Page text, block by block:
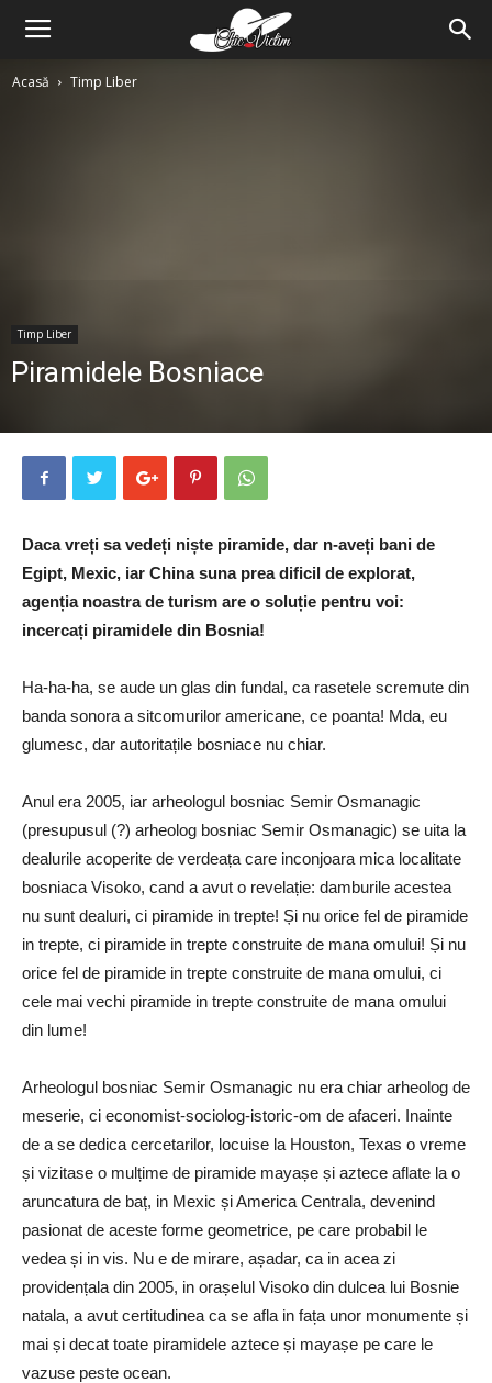
Acasă Timp Liber
Timp Liber
Piramidele Bosniace
Daca vreți sa vedeți niște piramide, dar n-aveți bani de
Egipt, Mexic, iar China suna prea dificil de explorat,
agenția noastra de turism are o soluție pentru voi:
incercați piramidele din Bosnia!
Ha-ha-ha, se aude un glas din fundal, ca rasetele scremute din
banda sonora a sitcomurilor americane, ce poanta! Mda, eu
glumesc, dar autoritațile bosniace nu chiar.
Anul era 2005, iar arheologul bosniac Semir Osmanagic
(presupusul (?) arheolog bosniac Semir Osmanagic) se uita la
dealurile acoperite de verdeața care inconjoara mica localitate
bosniaca Visoko, cand a avut o revelație: damburile acestea
nu sunt dealuri, ci piramide in trepte! Și nu orice fel de piramide
in trepte, ci piramide in trepte construite de mana omului! Și nu
orice fel de piramide in trepte construite de mana omului, ci
cele mai vechi piramide in trepte construite de mana omului
din lume!
Arheologul bosniac Semir Osmanagic nu era chiar arheolog de
meserie, ci economist-sociolog-istoric-om de afaceri. Inainte
de a se dedica cercetarilor, locuise la Houston, Texas o vreme
și vizitase o mulțime de piramide mayașe și aztece aflate la o
aruncatura de baț, in Mexic și America Centrala, devenind
pasionat de aceste forme geometrice, pe care probabil le
vedea și in vis. Nu e de mirare, așadar, ca in acea zi
providențala din 2005, in orașelul Visoko din dulcea lui Bosnie
natala, a avut certitudinea ca se afla in fața unor monumente și
mai și decat toate piramidele aztece și mayașe pe care le
vazuse peste ocean.